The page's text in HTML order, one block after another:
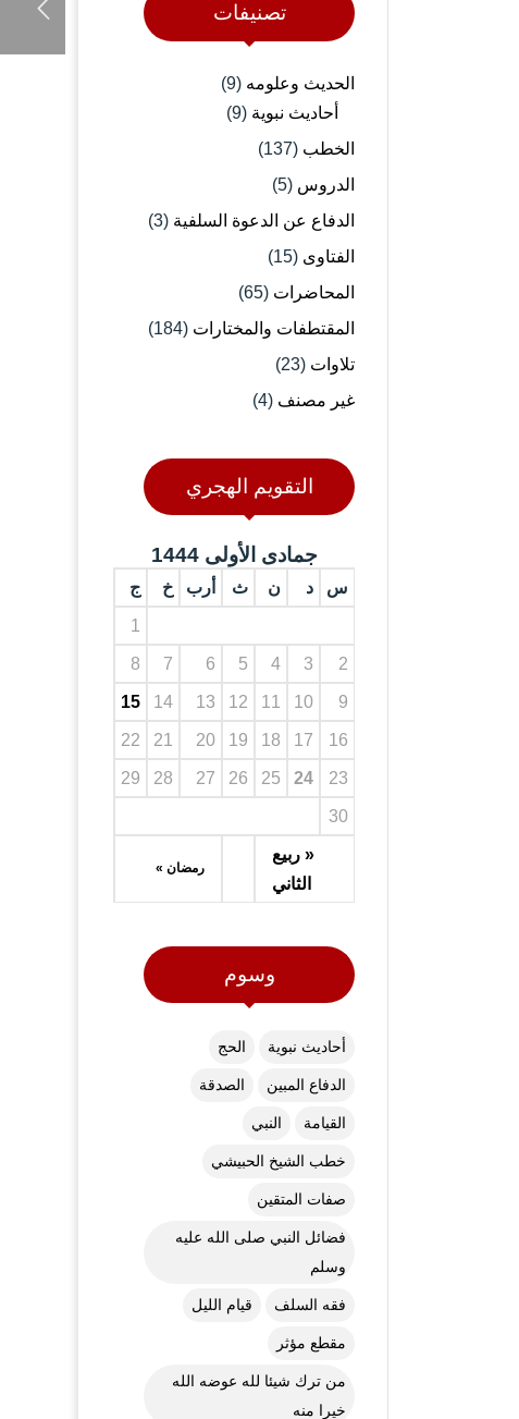
تصنيفات
الحديث وعلومه (9)
أحاديث نبوية (9)
الخطب (137)
الدروس (5)
الدفاع عن الدعوة السلفية (3)
الفتاوى (15)
المحاضرات (65)
المقتطفات والمختارات (184)
تلاوات (23)
غير مصنف (4)
التقويم الهجري
جمادى الأولى 1444
س د ن ث أرب خ ج
« ربيع
الثاني
رمضان »
1
2
3
4
5
6
7
8
9
10
11
12
13
14
15
16
17
18
19
20
21
22
23
24
25
26
27
28
29
30
وسوم
أحاديث نبوية الحج
الدفاع المبين الصدقة
القيامة النبي
خطب الشيخ الحبيشي
صفات المتقين
فضائل النبي صلى الله عليه
وسلم
فقه السلف قيام الليل
مقطع مؤثر
من ترك شيئا لله عوضه الله
خيرا منه